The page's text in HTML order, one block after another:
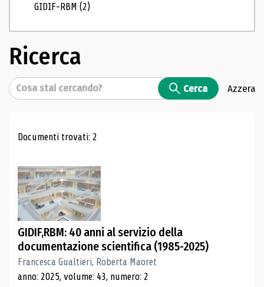
GIDIF-RBM(2)
Ricerca
Cerca Cerca Azzera
Risultati di ricerca
Documenti trovati: 2
GIDIF,RBM: 40 anni al servizio della
documentazione scientifica (1985-2025)
Francesca Gualtieri, Roberta Maoret
anno: 2025, volume: 43, numero: 2